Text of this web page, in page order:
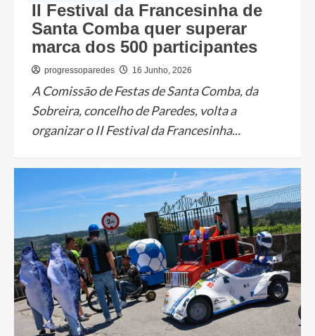
II Festival da Francesinha de
Santa Comba quer superar
marca dos 500 participantes
progressoparedes 16 Junho, 2026
A Comissão de Festas de Santa Comba, da
Sobreira, concelho de Paredes, volta a
organizar o II Festival da Francesinha...